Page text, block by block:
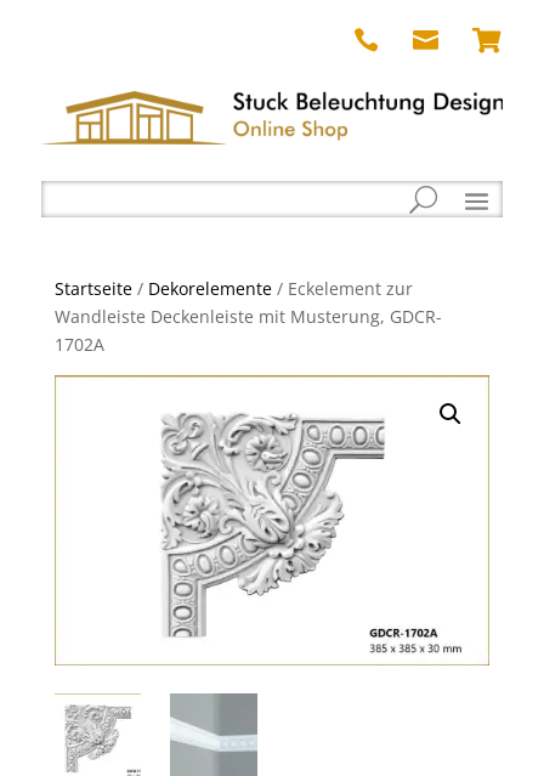
  
Startseite/ Dekorelemente/ Eckelement zur
Wandleiste Deckenleiste mit Musterung, GDCR-
1702A